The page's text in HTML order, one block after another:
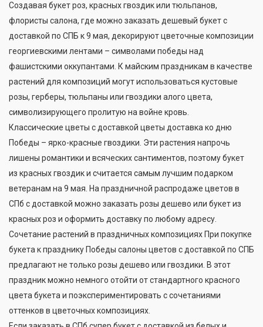
Создавая букет роз, красных гвоздик или тюльпанов,
флористы салона, где можно заказать дешевый букет с
доставкой по СПБ к 9 мая, декорируют цветочные композиции
георгиевскими лентами – символами победы над
фашистскими оккупантами. К майским праздникам в качестве
растений для композиций могут использоваться кустовые
розы, герберы, тюльпаны или гвоздики алого цвета,
символизирующего пролитую на войне кровь.
Классические цветы с доставкой цветы доставка ко дню
Победы – ярко-красные гвоздики. Эти растения напрочь
лишены романтики и всяческих сантиментов, поэтому букет
из красных гвоздик и считается самым лучшим подарком
ветеранам на 9 мая. На праздничной распродаже цветов в
СПб с доставкой можно заказать розы дешево или букет из
красных роз и оформить доставку по любому адресу.
Сочетание растений в праздничных композициях При покупке
букета к празднику Победы салоны цветов с доставкой по СПБ
предлагают не только розы дешево или гвоздики. В этот
праздник можно немного отойти от стандартного красного
цвета букета и поэкспериментировать с сочетаниями
оттенков в цветочных композициях.